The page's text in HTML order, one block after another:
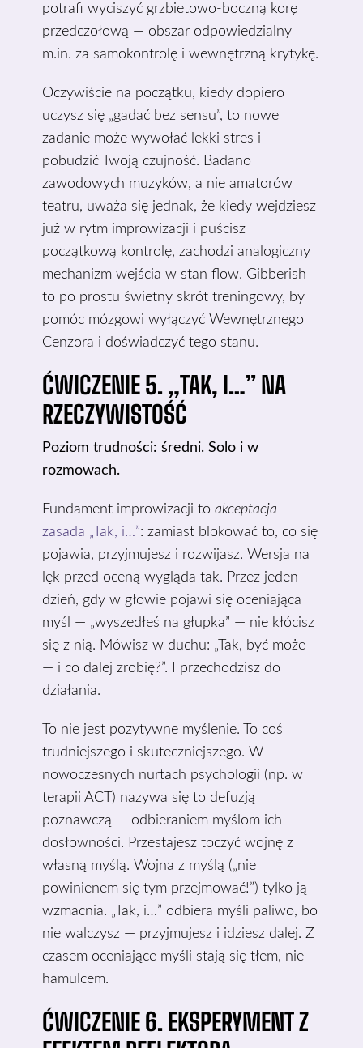
potrafi wyciszyć grzbietowo-boczną korę
przedczołową — obszar odpowiedzialny
m.in. za samokontrolę i wewnętrzną krytykę.
Oczywiście na początku, kiedy dopiero
uczysz się „gadać bez sensu”, to nowe
zadanie może wywołać lekki stres i
pobudzić Twoją czujność. Badano
zawodowych muzyków, a nie amatorów
teatru, uważa się jednak, że kiedy wejdziesz
już w rytm improwizacji i puścisz
początkową kontrolę, zachodzi analogiczny
mechanizm wejścia w stan flow. Gibberish
to po prostu świetny skrót treningowy, by
pomóc mózgowi wyłączyć Wewnętrznego
Cenzora i doświadczyć tego stanu.
ĆWICZENIE 5. „TAK, I…” NA
RZECZYWISTOŚĆ
Poziom trudności: średni. Solo i w
rozmowach.
Fundament improwizacji toakceptacja —
zasada „Tak, i…”: zamiast blokować to, co się
pojawia, przyjmujesz i rozwijasz. Wersja na
lęk przed oceną wygląda tak. Przez jeden
dzień, gdy w głowie pojawi się oceniająca
myśl — „wyszedłeś na głupka” — nie kłócisz
się z nią. Mówisz w duchu: „Tak, być może
— i co dalej zrobię?”. I przechodzisz do
działania.
To nie jest pozytywne myślenie. To coś
trudniejszego i skuteczniejszego. W
nowoczesnych nurtach psychologii (np. w
terapii ACT) nazywa się to defuzją
poznawczą — odbieraniem myślom ich
dosłowności. Przestajesz toczyć wojnę z
własną myślą. Wojna z myślą („nie
powinienem się tym przejmować!”) tylko ją
wzmacnia. „Tak, i…” odbiera myśli paliwo, bo
nie walczysz — przyjmujesz i idziesz dalej. Z
czasem oceniające myśli stają się tłem, nie
hamulcem.
ĆWICZENIE 6. EKSPERYMENT Z